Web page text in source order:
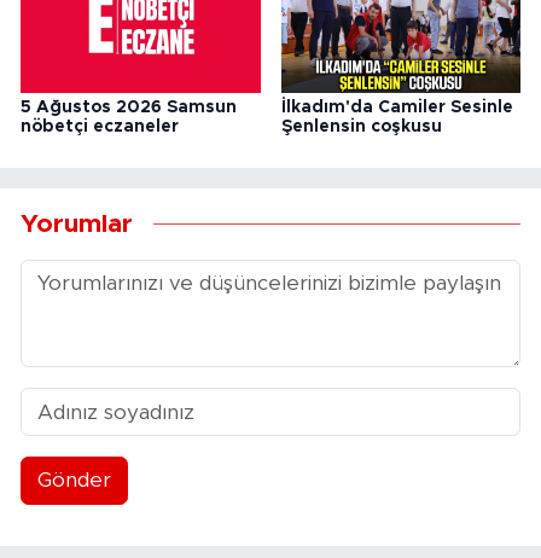
5 Ağustos 2026 Samsun
nöbetçi eczaneler
İlkadım'da Camiler Sesinle
Şenlensin coşkusu
Yorumlar
Gönder